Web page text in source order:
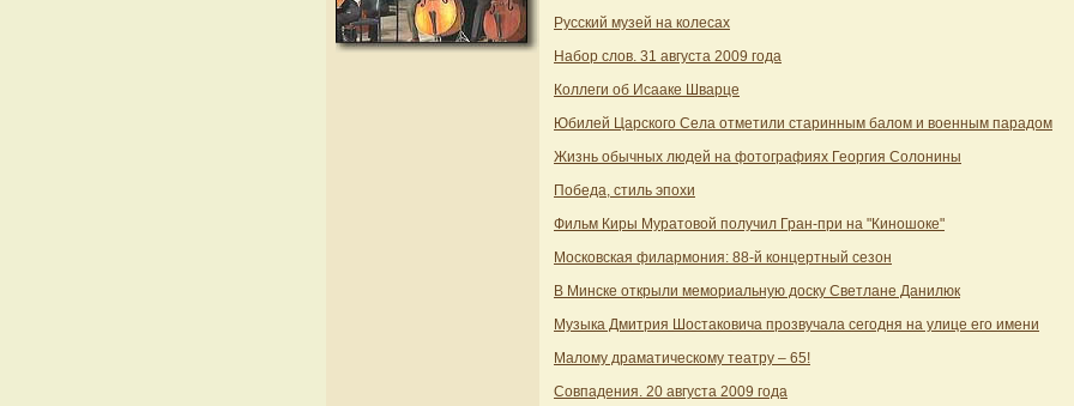
Русский музей на колесах
Набор слов. 31 августа 2009 года
Коллеги об Исааке Шварце
Юбилей Царского Села отметили старинным балом и военным парадом
Жизнь обычных людей на фотографиях Георгия Солонины
Победа, стиль эпохи
Фильм Киры Муратовой получил Гран-при на "Киношоке"
Московская филармония: 88-й концертный сезон
В Минске открыли мемориальную доску Светлане Данилюк
Музыка Дмитрия Шостаковича прозвучала сегодня на улице его имени
Малому драматическому театру – 65!
Совпадения. 20 августа 2009 года